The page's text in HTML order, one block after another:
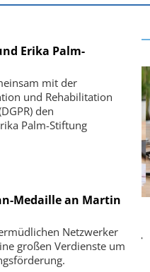
Erika Palm-
mit der
und Rehabilitation
den
Palm-Stiftung
Medaille an Martin
Netzwerker
großen Verdienste um
SOFTWARE AG
im
Von digitaler
KI-fähigen Steuerung